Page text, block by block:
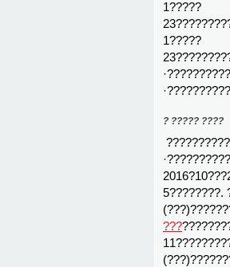
1?????
1?????
? ????? ????
5????????.
???